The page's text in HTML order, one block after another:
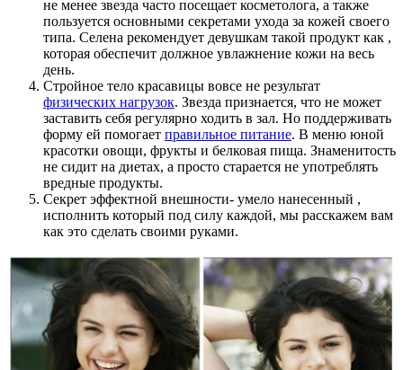
не менее звезда часто посещает косметолога, а также
пользуется основными секретами ухода за кожей своего
типа. Селена рекомендует девушкам такой продукт как ,
которая обеспечит должное увлажнение кожи на весь
день.
Стройное тело красавицы вовсе не результат
физических нагрузок. Звезда признается, что не может
заставить себя регулярно ходить в зал. Но поддерживать
форму ей помогает правильное питание. В меню юной
красотки овощи, фрукты и белковая пища. Знаменитость
не сидит на диетах, а просто старается не употреблять
вредные продукты.
Секрет эффектной внешности- умело нанесенный ,
исполнить который под силу каждой, мы расскажем вам
как это сделать своими руками.